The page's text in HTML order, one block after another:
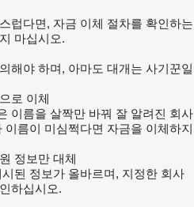
럽다면, 자금 이체 절차를 확인하는
마십시오.
해야 하며, 아마도 대개는 사기꾼일
로 이체
이름을 살짝만 바꿔 잘 알려진 회사
이름이 미심쩍다면 자금을 이체하지
정보만 대체
된 정보가 올바르며, 지정한 회사
하십시오.